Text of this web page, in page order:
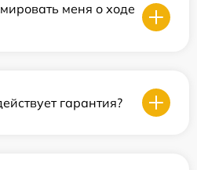
меня о ходе
гарантия?